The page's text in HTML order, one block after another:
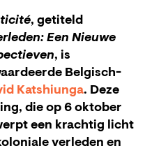
, getiteld
Een Nieuwe
, is
Belgisch-
Katshiunga. Deze
die op 6 oktober
een krachtig licht